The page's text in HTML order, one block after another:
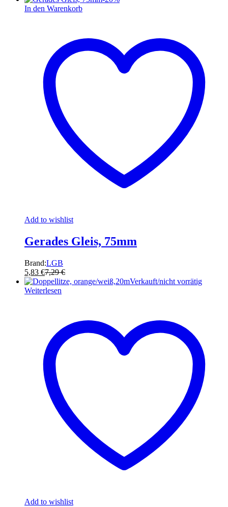
In den Warenkorb
Add to wishlist
Gerades Gleis, 75mm
Brand:LGB
5,83 €7,29€
Verkauft/nicht vorrätig
Weiterlesen
Add to wishlist